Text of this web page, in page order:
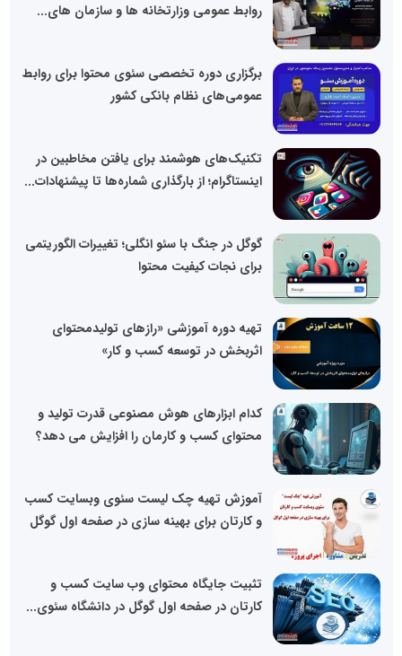
روابط عمومی وزارتخانه ها و سازمان های...
برگزاری دوره تخصصی سئوی محتوا برای روابط
عمومی‌های نظام بانکی کشور
تکنیک‌های هوشمند برای یافتن مخاطبین در
اینستاگرام؛ از بارگذاری شماره‌ها تا پیشنهادات...
گوگل در جنگ با سئو انگلی؛ تغییرات الگوریتمی
برای نجات کیفیت محتوا
تهیه دوره آموزشی «رازهای تولیدمحتوای
اثربخش در توسعه کسب و کار»
کدام ابزارهای هوش مصنوعی قدرت تولید و
محتوای کسب و کارمان را افزایش می دهد؟
آموزش تهیه چک لیست سئوی وبسایت کسب
و کارتان برای بهینه سازی در صفحه اول گوگل
تثبیت جایگاه محتوای وب سایت کسب و
کارتان در صفحه اول گوگل در دانشگاه سئوی...